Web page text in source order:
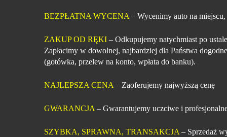
BEZPŁATNA WYCENA – Wycenimy auto na
ZAKUP OD RĘKI – Odkupujemy natychmiast po
Zapłacimy w dowolnej, najbardziej dla Państwa
(gotówka, przelew na konto, wpłata do banku).
NAJLEPSZA CENA – Zaoferujemy najwyższą cenę
GWARANCJA – Gwarantujemy uczciwe i
SZYBKA, SPRAWNA, TRANSAKCJA – Sprzedaż